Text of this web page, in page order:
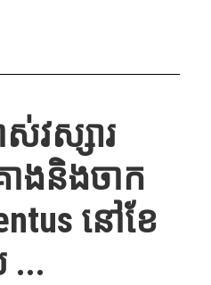
ស់វស្សារ
ោងនិងចាក
នៅខែ
...